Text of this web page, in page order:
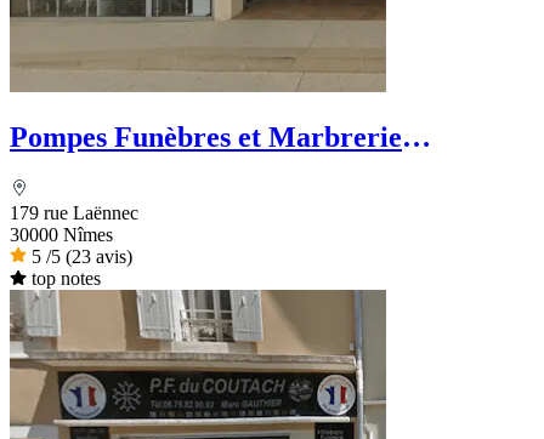
Pompes Funèbres et Marbrerie
179 rue Laënnec
30000 Nîmes
5 /5 (23 avis)
top notes